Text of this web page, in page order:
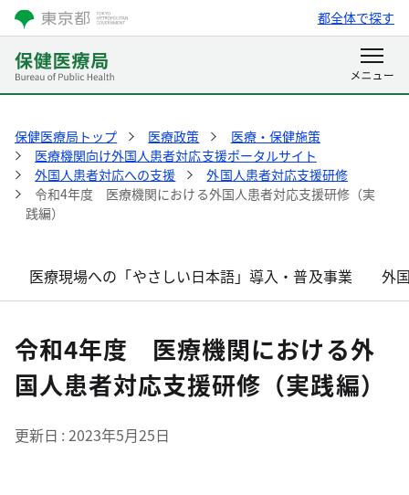
都全体で探す
保健医療局トップ 医療政策
医療・保健施策
医療機関向け外国人患者対応支援ポータルサイト
外国人患者対応への支援
外国人患者対応支援研修
令和4年度 医療機関における外国人患者対応支援研修（実
践編）
医療現場への「やさしい日本語」導入・普及事業 外
令和4年度 医療機関における外
国人患者対応支援研修（実践編）
更新日 2023年5月25日